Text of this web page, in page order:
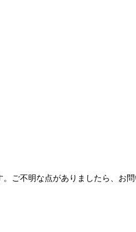
ご不明な点がありましたら、お